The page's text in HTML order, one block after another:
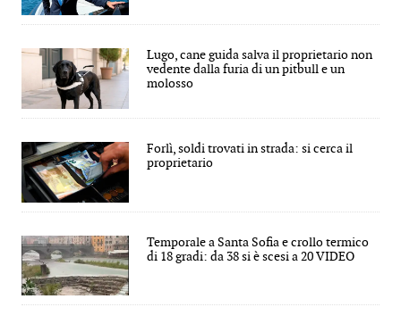
Lugo, cane guida salva il proprietario non
vedente dalla furia di un pitbull e un
molosso
Forlì, soldi trovati in strada: si cerca il
proprietario
Temporale a Santa Sofia e crollo termico
di 18 gradi: da 38 si è scesi a 20 VIDEO